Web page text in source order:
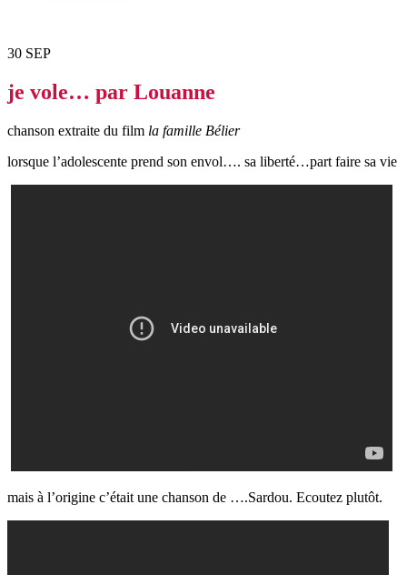
30 SEP
je vole… par Louanne
chanson extraite du film la famille Bélier
lorsque l’adolescente prend son envol…. sa liberté…part faire sa vie
mais à l’origine c’était une chanson de ….Sardou. Ecoutez plutôt.